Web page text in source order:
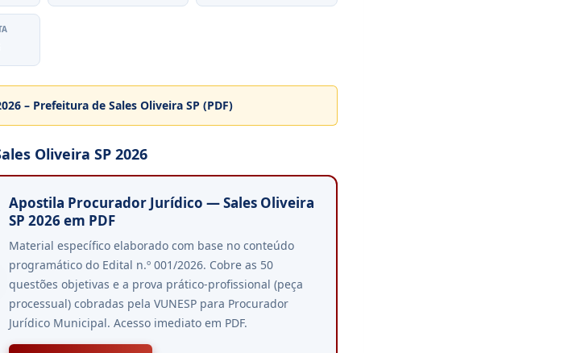
– Prefeitura de Sales Oliveira SP (PDF)
Oliveira SP 2026
Apostila Procurador Jurídico — Sales Oliveira
SP 2026 em PDF
Material específico elaborado com base no conteúdo
programático do Edital n.º 001/2026. Cobre as 50
questões objetivas e a prova prático-profissional (peça
processual) cobradas pela VUNESP para Procurador
Jurídico Municipal. Acesso imediato em PDF.